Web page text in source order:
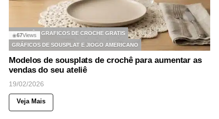
◉67Views
CROCHÊ
GRAFICOS DE CROCHE GRATIS
GRÁFICOS DE SOUSPLAT E JIOGO AMERICANO
Modelos de sousplats de crochê para aumentar as
vendas do seu ateliê
19/02/2026
Veja Mais